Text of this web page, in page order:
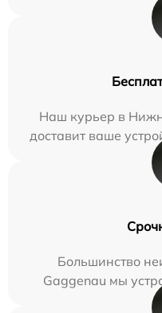
Наш курьер в
доставит ваше
Большинство
Gaggenau мы